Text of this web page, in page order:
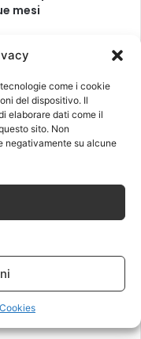
come i cookie
del dispositivo. Il
elaborare dati come il
sito. Non
negativamente su alcune
mesi